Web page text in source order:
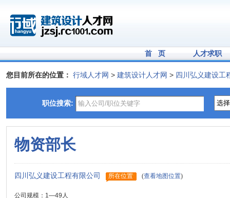
首 页 人才求职
您目前所在的位置： 行域人才网 > 建筑设计人才网 > 四川弘义建设工
职位搜索:
物资部长
四川弘义建设工程有限公司 所在位置 (查看地图位置)
公司规模：1—49人